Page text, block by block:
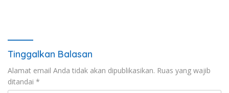
Tinggalkan Balasan
Alamat email Anda tidak akan dipublikasikan. Ruas yang wajib
ditandai *